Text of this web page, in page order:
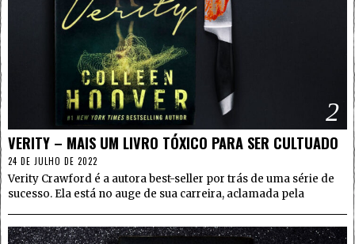
2
VERITY – MAIS UM LIVRO TÓXICO PARA SER CULTUADO
24 DE JULHO DE 2022
Verity Crawford é a autora best-seller por trás de uma série de
sucesso. Ela está no auge de sua carreira, aclamada pela